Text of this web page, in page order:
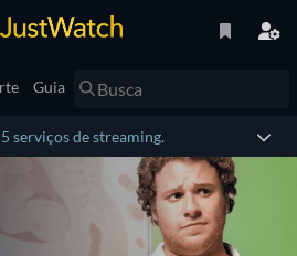
Guia
serviços de streaming.